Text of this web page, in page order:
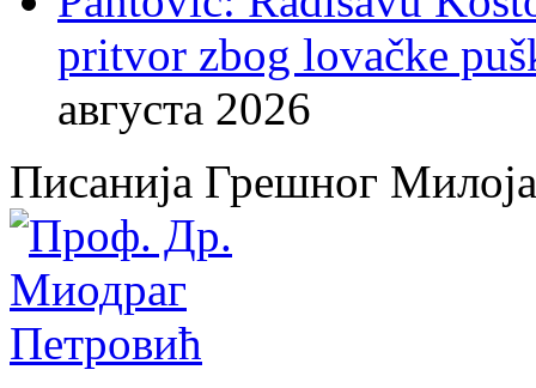
pritvor zbog lovačke
августа 2026
Писанија Грешног Милоја